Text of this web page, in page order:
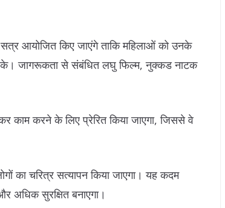
आयोजित किए जाएंगे ताकि महिलाओं को उनके
सके। जागरूकता से संबंधित लघु फिल्म, नुक्कड नाटक
काम करने के लिए प्रेरित किया जाएगा, जिससे वे
का चरित्र सत्यापन किया जाएगा। यह कदम
अधिक सुरक्षित बनाएगा।